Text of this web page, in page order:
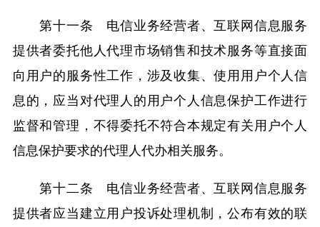
第十一条 电信业务经营者、互联网信息服务
提供者委托他人代理市场销售和技术服务等直接面
向用户的服务性工作，涉及收集、使用用户个人信
息的，应当对代理人的用户个人信息保护工作进行
监督和管理，不得委托不符合本规定有关用户个人
信息保护要求的代理人代办相关服务。
第十二条 电信业务经营者、互联网信息服务
提供者应当建立用户投诉处理机制，公布有效的联